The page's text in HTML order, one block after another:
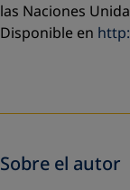
las Naciones
Disponible en
Sobre el autor